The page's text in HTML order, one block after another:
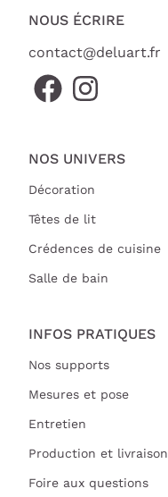
NOUS ÉCRIRE
contact@deluart.fr
NOS UNIVERS
Décoration
Têtes de lit
Crédences de cuisine
Salle de bain
INFOS PRATIQUES
Nos supports
Mesures et pose
Entretien
Production et livraison
Foire aux questions